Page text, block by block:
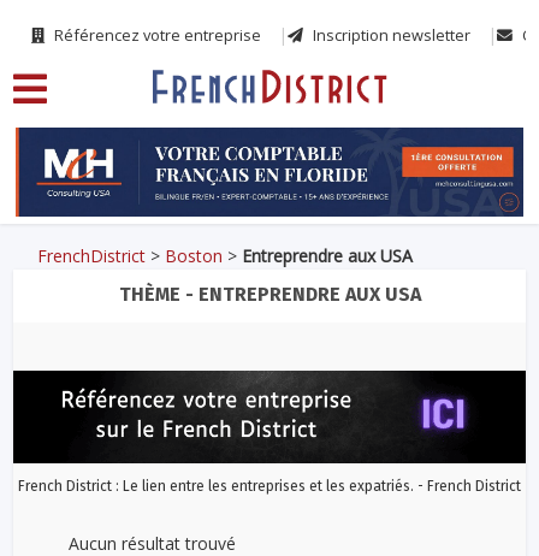
Référencez votre entreprise Inscription newsletter
FrenchDistrict > Boston > Entreprendre aux USA
THÈME - ENTREPRENDRE AUX USA
French District : Le lien entre les entreprises et les expatriés. - French District
Aucun résultat trouvé